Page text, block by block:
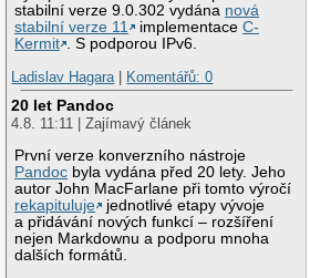
stabilní verze 9.0.302 vydána nová
stabilní verze 11
implementaceC-
Kermit . S podporou IPv6.
Ladislav Hagara | Komentářů: 0
20 let Pandoc
4.8. 11:11 | Zajímavý článek
První verze konverzního nástroje
Pandoc byla vydána před 20 lety. Jeho
autor John MacFarlane při tomto výročí
rekapituluje
jednotlivé etapy vývoje
a přidávání nových funkcí – rozšíření
nejen Markdownu a podporu mnoha
dalších formátů.